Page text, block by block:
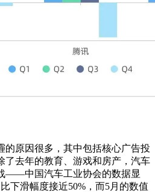
的原因很多，其中包括核心广告投
了去年的教育、游戏和房产，汽车
——中国汽车工业协会的数据显
下滑幅度接近50%，而5月的数值